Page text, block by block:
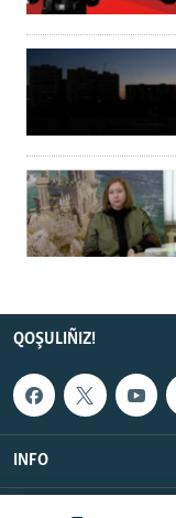
QOŞULIÑIZ!
INFO